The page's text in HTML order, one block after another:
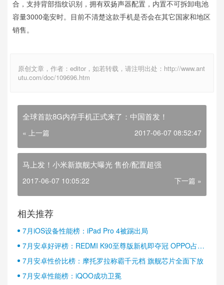
合，支持背部指纹识别，拥有双扬声器配置，内置不可拆卸电池
容量3000毫安时。目前不清楚这款手机是否会在其它国家和地区
销售。
原创文章，作者：editor，如若转载，请注明出处：http://www.ant
utu.com/doc/109696.htm
全球首款8G内存手机正式来了：中国首发！
« 上一篇 2017-06-07 08:52:47
马上发！小米新旗舰大曝光 售价/配置超强
2017-06-07 10:05:22 下一篇 »
相关推荐
7月iOS设备性能榜：iPad Pro 4被踢出局
7月安卓好评榜：REDMI K90至尊版新机即夺冠 OPPO占据
半壁江山
7月安卓性价比榜：摩托罗拉称霸千元档 旗舰芯片全面下放
7月安卓性能榜：iQOO成功卫冕